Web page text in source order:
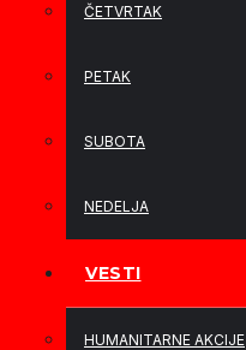
ČETVRTAK
PETAK
SUBOTA
NEDELJA
VESTI
HUMANITARNE AKCIJE